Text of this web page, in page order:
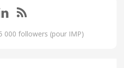
000 followers (pour IMP)